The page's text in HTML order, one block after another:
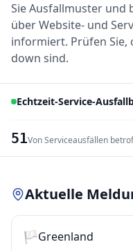
Sie Ausfallmuster und
über Website- und
informiert. Prüfen Sie,
down sind.
Echtzeit-Service-
51Von Serviceausfällen
Aktuelle
🏳️Greenland